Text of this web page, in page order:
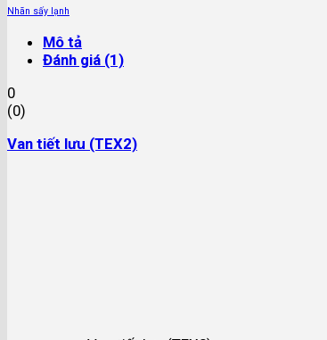
Nhãn sấy lạnh
Mô tả
Đánh giá (1)
0
(0)
Van tiết lưu (TEX2)